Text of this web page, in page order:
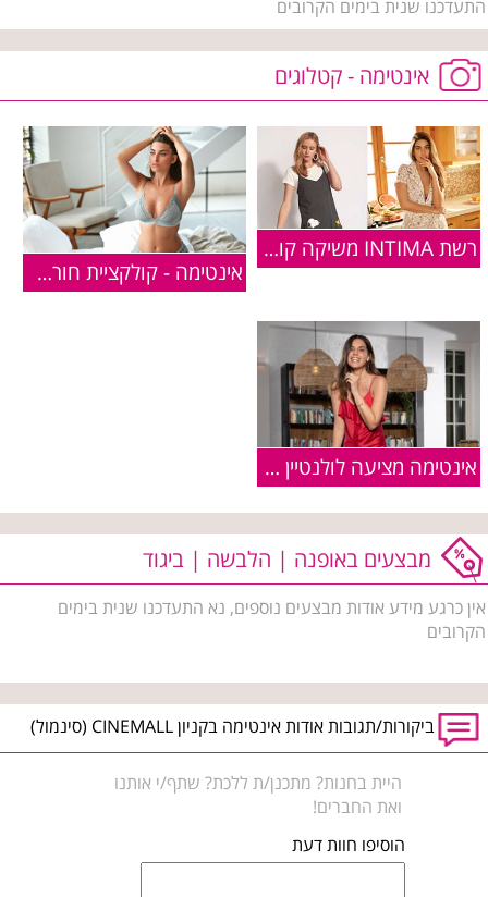
התעדכנו שנית בימים הקרובים
אינטימה - קטלוגים
רשת INTIMA משיקה קולקציה בשיתוף פעולה עם המותג האהוב "סנופי"
אינטימה - קולקציית חורף 2019-2020
אינטימה מציעה לולנטיין דיי: קולקציה מלאת אהבה
מבצעים באופנה | הלבשה | ביגוד
אין כרגע מידע אודות מבצעים נוספים, נא התעדכנו שנית בימים
הקרובים
ביקורות/תגובות אודות אינטימה בקניון CINEMALL (סינמול)
היית בחנות? מתכנן/ת ללכת? שתף/י אותנו
ואת החברים!
הוסיפו חוות דעת